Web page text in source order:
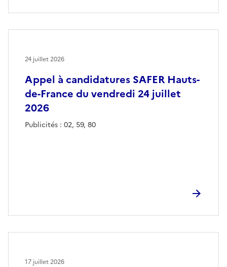
Appel à candidatures SAFER Hauts-
de-France du vendredi 24 juillet
2026
Publicités : 02, 59, 80
24 juillet 2026
17 juillet 2026